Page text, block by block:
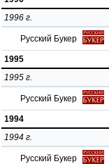
1996 г.
Русский Букер
1995
1995 г.
Русский Букер
1994
1994 г.
Русский Букер